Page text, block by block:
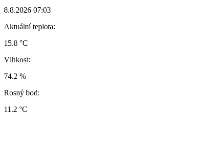
8.8.2026 07:03
Aktuální teplota:
15.8 °C
Vlhkost:
74.2 %
Rosný bod:
11.2 °C